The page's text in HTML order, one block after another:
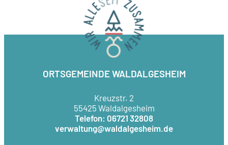
ORTSGEMEINDE WALDALGESHEIM
Kreuzstr. 2
55425 Waldalgesheim
Telefon: 06721 32808
verwaltung@waldalgesheim.de